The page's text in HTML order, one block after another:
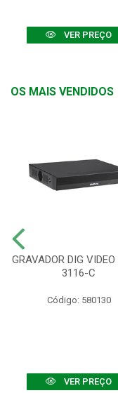
VER PREÇO
OS MAIS VENDIDOS
GRAVADOR DIG
3116-C
Código: 580130
VER PREÇO